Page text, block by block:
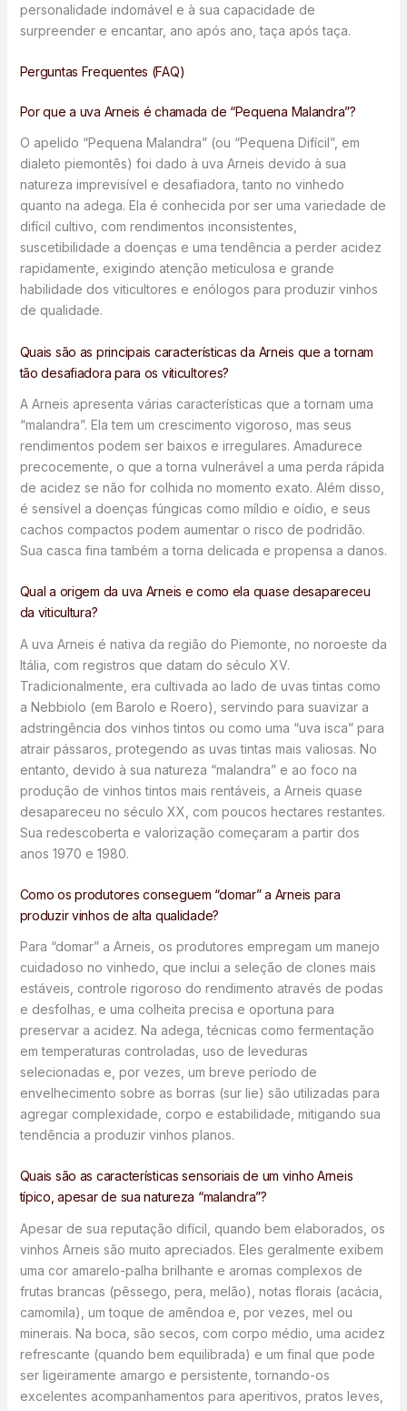
personalidade indomável e à sua capacidade de
surpreender e encantar, ano após ano, taça após taça.
Perguntas Frequentes (FAQ)
Por que a uva Arneis é chamada de “Pequena Malandra”?
O apelido “Pequena Malandra” (ou “Pequena Difícil”, em
dialeto piemontês) foi dado à uva Arneis devido à sua
natureza imprevisível e desafiadora, tanto no vinhedo
quanto na adega. Ela é conhecida por ser uma variedade de
difícil cultivo, com rendimentos inconsistentes,
suscetibilidade a doenças e uma tendência a perder acidez
rapidamente, exigindo atenção meticulosa e grande
habilidade dos viticultores e enólogos para produzir vinhos
de qualidade.
Quais são as principais características da Arneis que a tornam
tão desafiadora para os viticultores?
A Arneis apresenta várias características que a tornam uma
“malandra”. Ela tem um crescimento vigoroso, mas seus
rendimentos podem ser baixos e irregulares. Amadurece
precocemente, o que a torna vulnerável a uma perda rápida
de acidez se não for colhida no momento exato. Além disso,
é sensível a doenças fúngicas como míldio e oídio, e seus
cachos compactos podem aumentar o risco de podridão.
Sua casca fina também a torna delicada e propensa a danos.
Qual a origem da uva Arneis e como ela quase desapareceu
da viticultura?
A uva Arneis é nativa da região do Piemonte, no noroeste da
Itália, com registros que datam do século XV.
Tradicionalmente, era cultivada ao lado de uvas tintas como
a Nebbiolo (em Barolo e Roero), servindo para suavizar a
adstringência dos vinhos tintos ou como uma “uva isca” para
atrair pássaros, protegendo as uvas tintas mais valiosas. No
entanto, devido à sua natureza “malandra” e ao foco na
produção de vinhos tintos mais rentáveis, a Arneis quase
desapareceu no século XX, com poucos hectares restantes.
Sua redescoberta e valorização começaram a partir dos
anos 1970 e 1980.
Como os produtores conseguem “domar” a Arneis para
produzir vinhos de alta qualidade?
Para “domar” a Arneis, os produtores empregam um manejo
cuidadoso no vinhedo, que inclui a seleção de clones mais
estáveis, controle rigoroso do rendimento através de podas
e desfolhas, e uma colheita precisa e oportuna para
preservar a acidez. Na adega, técnicas como fermentação
em temperaturas controladas, uso de leveduras
selecionadas e, por vezes, um breve período de
envelhecimento sobre as borras (sur lie) são utilizadas para
agregar complexidade, corpo e estabilidade, mitigando sua
tendência a produzir vinhos planos.
Quais são as características sensoriais de um vinho Arneis
típico, apesar de sua natureza “malandra”?
Apesar de sua reputação difícil, quando bem elaborados, os
vinhos Arneis são muito apreciados. Eles geralmente exibem
uma cor amarelo-palha brilhante e aromas complexos de
frutas brancas (pêssego, pera, melão), notas florais (acácia,
camomila), um toque de amêndoa e, por vezes, mel ou
minerais. Na boca, são secos, com corpo médio, uma acidez
refrescante (quando bem equilibrada) e um final que pode
ser ligeiramente amargo e persistente, tornando-os
excelentes acompanhamentos para aperitivos, pratos leves,